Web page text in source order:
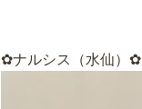
✿ナルシス（水仙）✿